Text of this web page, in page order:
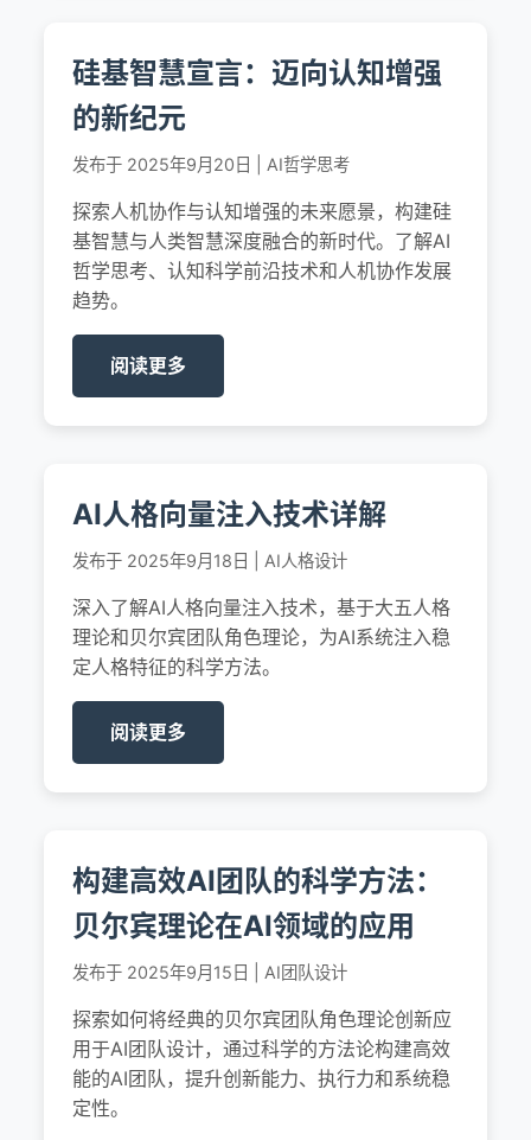
硅基智慧宣言：迈向认知增强
的新纪元
发布于 2025年9月20日 | AI哲学思考
探索人机协作与认知增强的未来愿景，构建硅
基智慧与人类智慧深度融合的新时代。了解AI
哲学思考、认知科学前沿技术和人机协作发展
趋势。
阅读更多
AI人格向量注入技术详解
发布于 2025年9月18日 | AI人格设计
深入了解AI人格向量注入技术，基于大五人格
理论和贝尔宾团队角色理论，为AI系统注入稳
定人格特征的科学方法。
阅读更多
构建高效AI团队的科学方法：
贝尔宾理论在AI领域的应用
发布于 2025年9月15日 | AI团队设计
探索如何将经典的贝尔宾团队角色理论创新应
用于AI团队设计，通过科学的方法论构建高效
能的AI团队，提升创新能力、执行力和系统稳
定性。